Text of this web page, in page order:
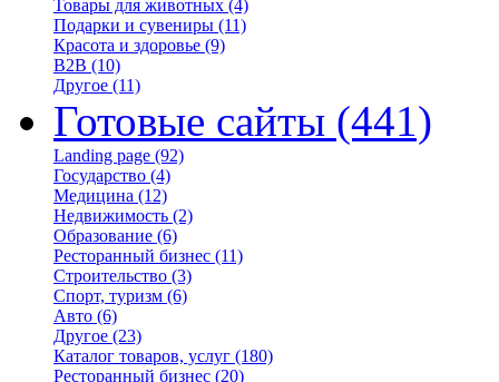
Товары для животных (4)
Подарки и сувениры (11)
Красота и здоровье (9)
B2B (10)
Другое (11)
Готовые сайты (441)
Landing page (92)
Государство (4)
Медицина (12)
Недвижимость (2)
Образование (6)
Ресторанный бизнес (11)
Строительство (3)
Спорт, туризм (6)
Авто (6)
Другое (23)
Каталог товаров, услуг (180)
Ресторанный бизнес (20)